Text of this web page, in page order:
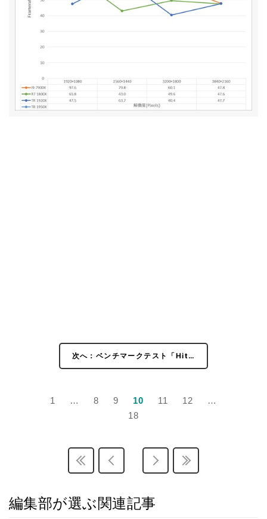
次へ：ベンチマークテスト「Hit…
1 … 8 9 10 11 12
…
18
編集部が選ぶ関連記事